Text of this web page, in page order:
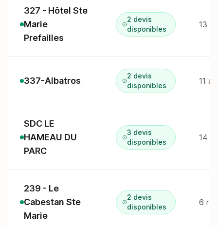
327 - Hôtel Ste
Marie
Prefailles
2 devis
disponibles
13
337-Albatros
2 devis
disponibles
11
SDC LE
HAMEAU DU
PARC
3 devis
disponibles
239 - Le
Cabestan Ste
Marie
2 devis
disponibles
6 r